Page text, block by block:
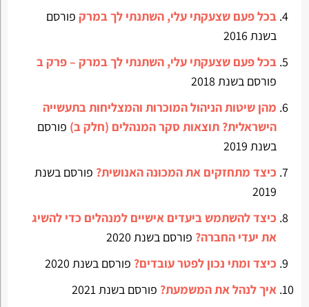
בכל פעם שצעקתי עלי, השתנתי לך במרקפורסם
בשנת 2016
בכל פעם שצעקתי עלי, השתנתי לך במרק – פרק ב
פורסם בשנת 2018
מהן שיטות הניהול המוכרות והמצליחות בתעשייה
הישראלית? תוצאות סקר המנהלים (חלק ב) פורסם
בשנת 2019
כיצד מתחזקים את המכונה האנושית? פורסם בשנת
2019
כיצד להשתמש ביעדים אישיים למנהלים כדי להשיג
את יעדי החברה? פורסם בשנת 2020
כיצד ומתי נכון לפטר עובדים? פורסם בשנת 2020
איך לנהל את המשמעת? פורסם בשנת 2021